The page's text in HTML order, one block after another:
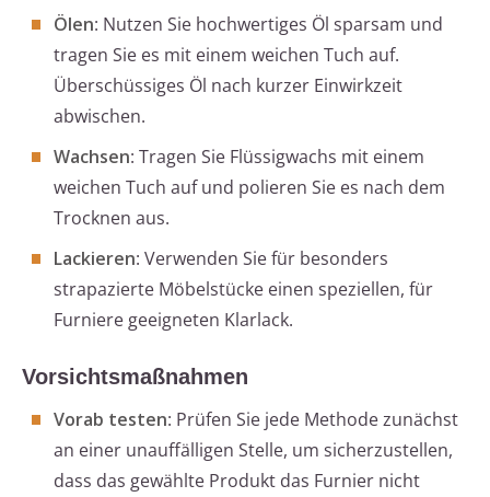
Ölen: Nutzen Sie hochwertiges Öl sparsam und
tragen Sie es mit einem weichen Tuch auf.
Überschüssiges Öl nach kurzer Einwirkzeit
abwischen.
Wachsen: Tragen Sie Flüssigwachs mit einem
weichen Tuch auf und polieren Sie es nach dem
Trocknen aus.
Lackieren: Verwenden Sie für besonders
strapazierte Möbelstücke einen speziellen, für
Furniere geeigneten Klarlack.
Vorsichtsmaßnahmen
Vorab testen: Prüfen Sie jede Methode zunächst
an einer unauffälligen Stelle, um sicherzustellen,
dass das gewählte Produkt das Furnier nicht